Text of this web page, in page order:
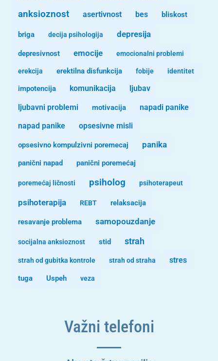
anksioznost asertivnost bes bliskost
briga decija psihologija depresija
depresivnost emocije emocionalni problemi
erekcija erektilna disfunkcija fobije identitet
impotencija komunikacija ljubav
ljubavni problemi motivacija napadi panike
napad panike opsesivne misli
opsesivno kompulzivni poremecaj panika
panični napad panični poremećaj
poremećaj ličnosti psiholog psihoterapeut
psihoterapija REBT relaksacija
resavanje problema samopouzdanje
socijalna anksioznost stid strah
strah od gubitka kontrole strah od straha stres
tuga Uspeh veza
Važni telefoni